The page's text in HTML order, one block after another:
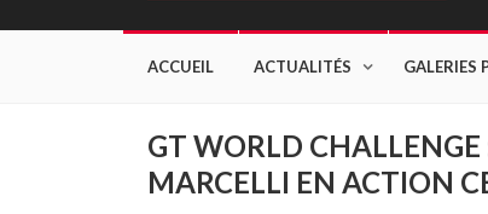
ACCUEIL ACTUALITÉS GALERIES
GT WORLD CHALLENGE
MARCELLI EN ACTION